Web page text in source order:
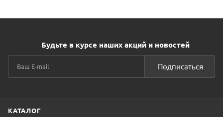
Будьте в курсе наших акций и новостей
Подписаться
КАТАЛОГ